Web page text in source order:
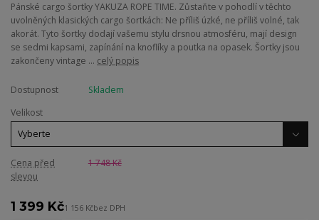
Pánské cargo šortky YAKUZA ROPE TIME. Zůstaňte v pohodlí v těchto
uvolněných klasických cargo šortkách: Ne příliš úzké, ne příliš volné, tak
akorát. Tyto šortky dodají vašemu stylu drsnou atmosféru, mají design
se sedmi kapsami, zapínání na knoflíky a poutka na opasek. Šortky jsou
zakončeny vintage ... celý popis
Dostupnost
Skladem
Velikost
Cena před
slevou
1 748 Kč
1 399 Kč1 156 Kčbez DPH